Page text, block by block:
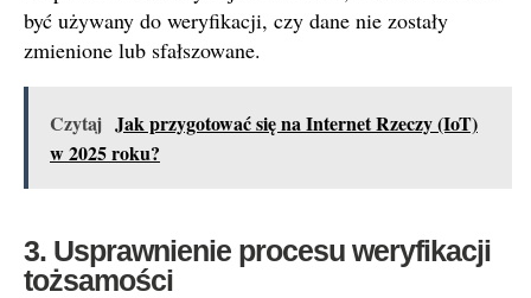
być używany do weryfikacji, czy dane nie zostały
zmienione lub sfałszowane.
Czytaj Jak przygotować się na Internet Rzeczy (IoT)
w 2025 roku?
3. Usprawnienie procesu weryfikacji
tożsamości